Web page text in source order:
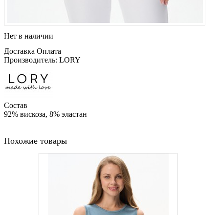
Нет в наличии
Доставка Оплата
Производитель: LORY
Состав
92% вискоза, 8% эластан
Похожие товары